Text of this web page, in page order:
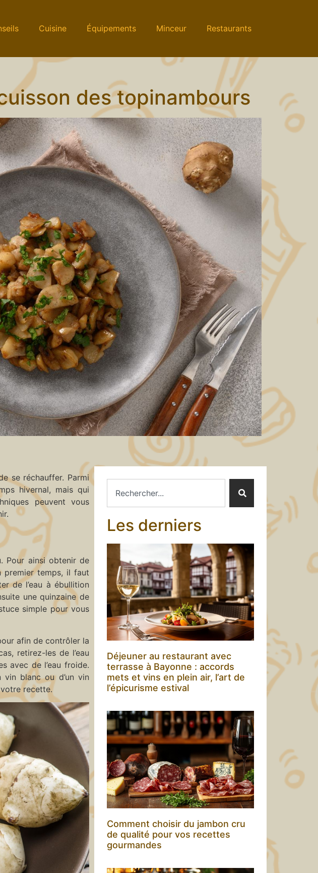
Cuisine Équipements Minceur Restaurants
des topinambours
se réchauffer. Parmi
hivernal, mais qui
peuvent vous
Pour ainsi obtenir de
premier temps, il faut
de l’eau à ébullition
une quinzaine de
simple pour vous
afin de contrôler la
retirez-les de l’eau
avec de l’eau froide.
vin blanc ou d’un vin
recette.
Les derniers
Déjeuner au restaurant avec
terrasse à Bayonne : accords
mets et vins en plein air, l’art de
l’épicurisme estival
Comment choisir du jambon cru
de qualité pour vos recettes
gourmandes